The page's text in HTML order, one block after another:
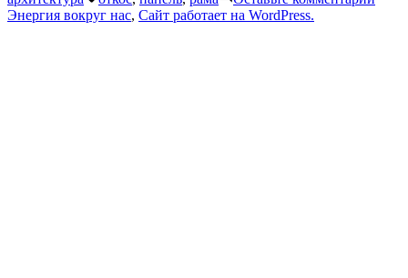
Энергия вокруг нас, Сайт работает на WordPress.